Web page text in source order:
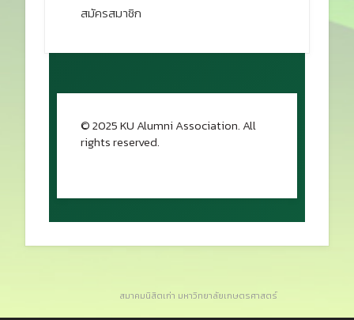
สมัครสมาชิก
© 2025 KU Alumni Association. All
rights reserved.
สมาคมนิสิตเก่า มหาวิทยาลัยเกษตรศาสตร์